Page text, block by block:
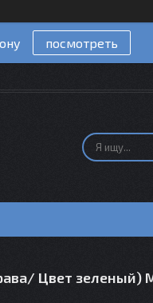
посмотреть
Цвет зеленый)